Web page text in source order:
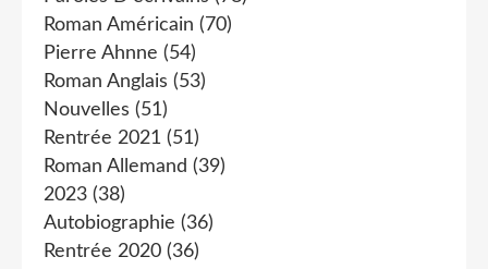
Roman Américain (70)
Pierre Ahnne (54)
Roman Anglais (53)
Nouvelles (51)
Rentrée 2021 (51)
Roman Allemand (39)
2023 (38)
Autobiographie (36)
Rentrée 2020 (36)